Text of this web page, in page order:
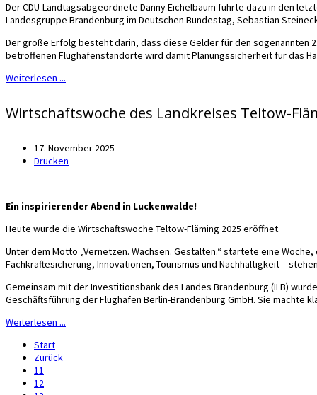
Der CDU-Landtagsabgeordnete Danny Eichelbaum führte dazu in den
Landesgruppe Brandenburg im Deutschen Bundestag, Sebastian
Der große Erfolg besteht darin, dass diese Gelder für den sogenannten
betroffenen Flughafenstandorte wird damit Planungssicherheit für das
Weiterlesen ...
Wirtschaftswoche des Landkreises Teltow-
17. November 2025
Drucken
Ein inspirierender Abend in Luckenwalde!
Heute wurde die Wirtschaftswoche Teltow-Fläming 2025 eröffnet.
Unter dem Motto „Vernetzen. Wachsen. Gestalten.“ startete eine
Fachkräftesicherung, Innovationen, Tourismus und Nachhaltigkeit –
Gemeinsam mit der Investitionsbank des Landes Brandenburg (ILB)
Geschäftsführung der Flughafen Berlin-Brandenburg GmbH. Sie machte
Weiterlesen ...
Start
Zurück
11
12